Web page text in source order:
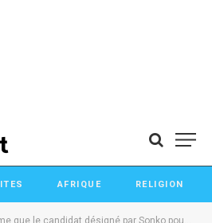
AFRIQUE RELIGION
désigné par Sonko pourrait représenter une menace pour le pouvoir